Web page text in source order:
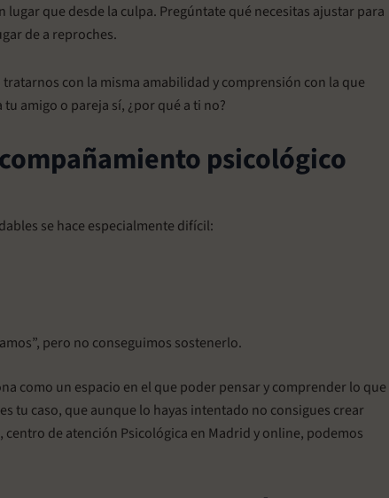
que desde la culpa. Pregúntate qué necesitas ajustar para
de a reproches.
con la misma amabilidad y comprensión con la que
amigo o pareja sí, ¿por qué a ti no?
psicológico
se hace especialmente difícil:
pero no conseguimos sostenerlo.
como un espacio en el que poder pensar y comprender lo que
tu caso, que aunque lo hayas intentado no consigues crear
, centro de atención Psicológica en Madrid y online, podemos